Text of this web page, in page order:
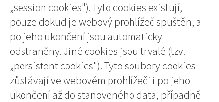
„session cookies"). Tyto cookies existují,
pouze dokud je webový prohlížeč spuštěn, a
po jeho ukončení jsou automaticky
odstraněny. Jiné cookies jsou trvalé (tzv.
„persistent cookies"). Tyto soubory cookies
zůstávají ve webovém prohlížeči i po jeho
ukončení až do stanoveného data, případně